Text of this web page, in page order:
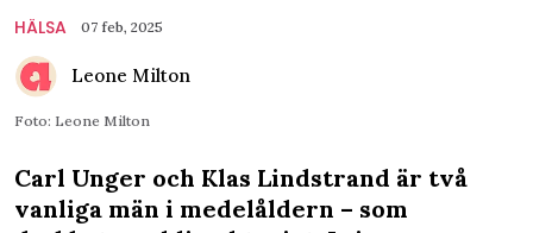
HÄLSA 07 feb, 2025
Leone Milton
Foto: Leone Milton
Carl Unger och Klas Lindstrand är två
vanliga män i medelåldern – som